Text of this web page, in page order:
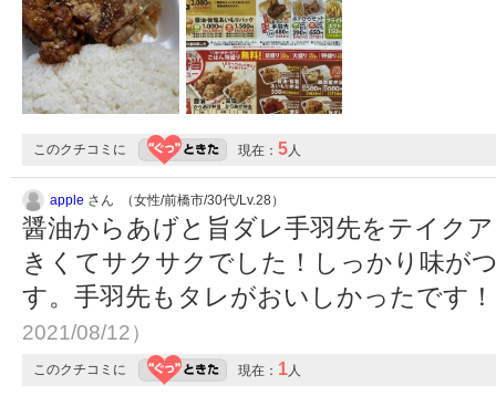
このクチコミに 現在： 5人
apple さん （女性/前橋市/30代/Lv.28）
醤油からあげと旨ダレ手羽先をテイク
きくてサクサクでした！しっかり味が
す。手羽先もタレがおいしかったです
2021/08/12）
このクチコミに 現在： 1人